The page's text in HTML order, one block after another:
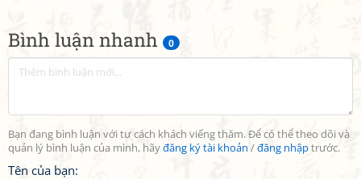
Bình luận nhanh 0
Bạn đang bình luận với tư cách khách viếng thăm. Để có thể theo dõi và
quản lý bình luận của mình, hãyđăng ký tài khoản /đăng nhậptrước.
Tên của bạn: